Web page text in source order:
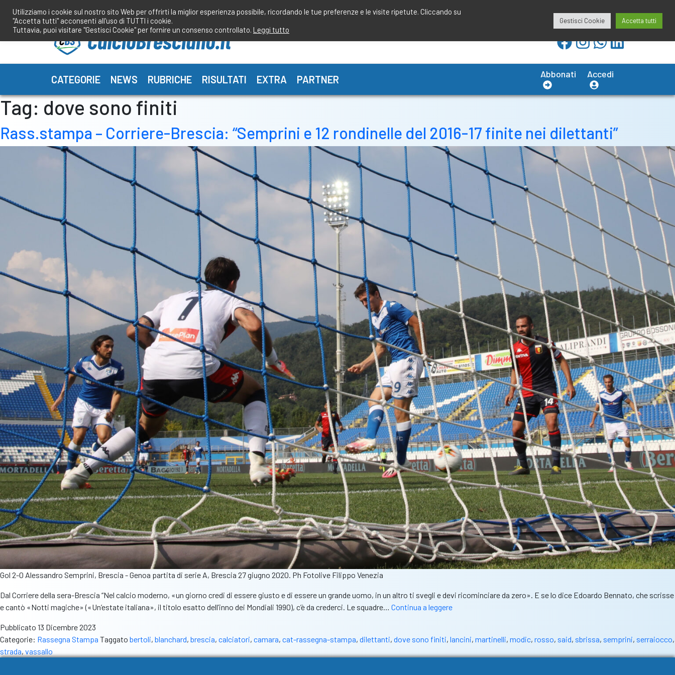
contenuto
redazione@calciobresciano.it
CATEGORIE NEWS RUBRICHE RISULTATI EXTRA PARTNER Abbonati Accedi
Tag: dove sono finiti
Rass.stampa – Corriere-Brescia: “Semprini e 12 rondinelle del 2016-17 finite nei dilettanti”
Gol 2-0 Alessandro Semprini, Brescia - Genoa partita di serie A, Brescia 27 giugno 2020. Ph Fotolive Filippo Venezia
Dal Corriere della sera-Brescia “Nel calcio moderno, «un giorno credi di essere giusto e di essere un grande uomo, in un altro ti svegli e devi ricominciare da zero». E se lo dice Edoardo Bennato, che scrisse
e cantò «Notti magiche» («Un’estate italiana», il titolo esatto dell’inno dei Mondiali 1990), c’è da crederci. Le squadre… Continua a leggereRass.stampa
Brescia:
“Semprini
Pubblicato 13 Dicembre 2023
Categorie: Rassegna Stampa Taggato bertoli, blanchard, brescia, calciatori, camara, cat-rassegna-stampa, dilettanti, dove sono finiti, lancini, martinelli, modic, rosso, said, sbrissa, semprini, serraiocco,
strada, vassallo
Utilizziamo i cookie sul nostro sito Web per offrirti la miglior esperienza possibile, ricordando le tue preferenze e le visite ripetute. Cliccando su
"Accetta tutti" acconsenti all'uso di TUTTI i cookie.
Tuttavia, puoi visitare "Gestisci Cookie" per fornire un consenso controllato. Leggi tutto
Gestisci Cookie Accetta tutti